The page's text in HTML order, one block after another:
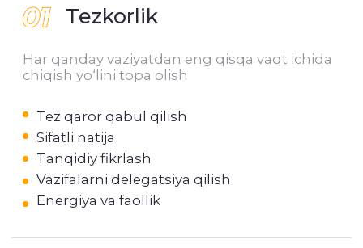
O‘zini o‘zi tashkil qila olish
O‘z harakatlari uchun mas’uliyatni
qabul qila olish
Jarayonga jalb etilganlik
Muddatlar va deadline’lar
Mas’uliyat
Sifatli natijaga yo‘naltirilganlik